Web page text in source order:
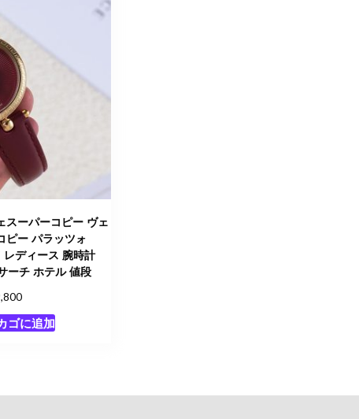
スーパーコピー ヴェ
ピー パラッツォ
ディース 腕時計
ーチ ホテル 値段
ゴに追加